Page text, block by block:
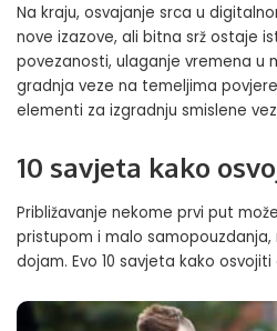
Na kraju, osvajanje srca u
nove izazove, ali bitna srž ostaje
povezanosti, ulaganje vremena u
gradnja veze na temeljima
elementi za izgradnju smislene
10 savjeta kako
Približavanje nekome prvi put
pristupom i malo
dojam. Evo 10 savjeta kako osvojiti